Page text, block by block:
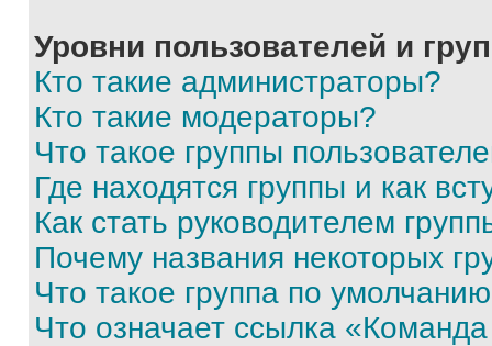
Уровни пользователей и
Кто такие администраторы?
Кто такие модераторы?
Что такое группы
Где находятся группы и как
Как стать руководителем
Почему названия некоторых
Что такое группа по
Что означает ссылка